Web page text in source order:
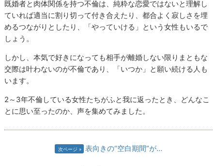
既婚者と肉体関係を持つ不倫は、純粋な恋愛ではないと理解し
ていれば適当に割り切って付き合えたり、都合よく寂しさを埋
めるつながりとしたり、「やっていける」という女性もいるで
しょう。
しかし、本気で好きになっても相手が離婚しない限りまともな
交際は叶わないのが不倫であり、「いつか」と願い続ける人も
います。
2～3年不倫している女性たちがふと我に返ったとき、どんなこ
とに思い至ったのか、声を集めてみました。
次ページ 表向きの“空白期間”が…